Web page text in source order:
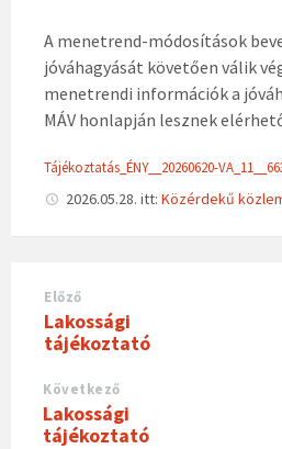
A menetrend-módosítások
jóváhagyását követően válik
menetrendi információk a
MÁV honlapján lesznek
Tájékoztatás_ÉNY__20260620-
2026.05.28. itt: Közérdekű
Előző
Lakossági
tájékoztató
Következő
Lakossági
tájékoztató